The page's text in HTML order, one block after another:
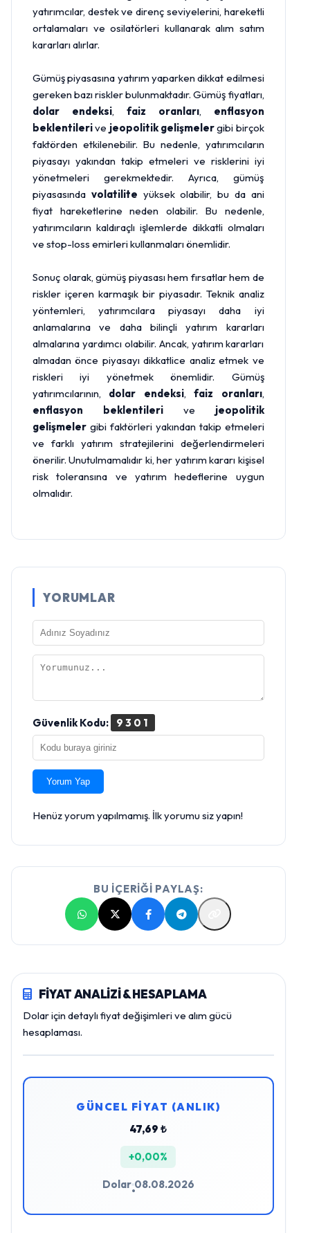
yatırımcılar, destek ve direnç seviyelerini, hareketli
ortalamaları ve osilatörleri kullanarak alım satım
kararları alırlar.
Gümüş piyasasına yatırım yaparken dikkat edilmesi
gereken bazı riskler bulunmaktadır. Gümüş fiyatları,
dolar endeksi, faiz oranları, enflasyon
beklentilerive jeopolitik gelişmelergibi birçok
faktörden etkilenebilir. Bu nedenle, yatırımcıların
piyasayı yakından takip etmeleri ve risklerini iyi
yönetmeleri gerekmektedir. Ayrıca, gümüş
piyasasında volatilite yüksek olabilir, bu da ani
fiyat hareketlerine neden olabilir. Bu nedenle,
yatırımcıların kaldıraçlı işlemlerde dikkatli olmaları
ve stop-loss emirleri kullanmaları önemlidir.
Sonuç olarak, gümüş piyasası hem fırsatlar hem de
riskler içeren karmaşık bir piyasadır. Teknik analiz
yöntemleri, yatırımcılara piyasayı daha iyi
anlamalarına ve daha bilinçli yatırım kararları
almalarına yardımcı olabilir. Ancak, yatırım kararları
almadan önce piyasayı dikkatlice analiz etmek ve
riskleri iyi yönetmek önemlidir. Gümüş
yatırımcılarının, dolar endeksi,faiz oranları,
enflasyon beklentilerive jeopolitik
gelişmeler gibi faktörleri yakından takip etmeleri
ve farklı yatırım stratejilerini değerlendirmeleri
önerilir. Unutulmamalıdır ki, her yatırım kararı kişisel
risk toleransına ve yatırım hedeflerine uygun
olmalıdır.
YORUMLAR
Güvenlik Kodu: 9301
Yorum Yap
Henüz yorum yapılmamış. İlk yorumu siz yapın!
BU İÇERİĞİ PAYLAŞ:
FİYAT ANALİZİ & HESAPLAMA
Dolar için detaylı fiyat değişimleri ve alım gücü
hesaplaması.
GÜNCEL FİYAT (ANLIK)
47,69 ₺
+0,00%
Dolar
•
08.08.2026